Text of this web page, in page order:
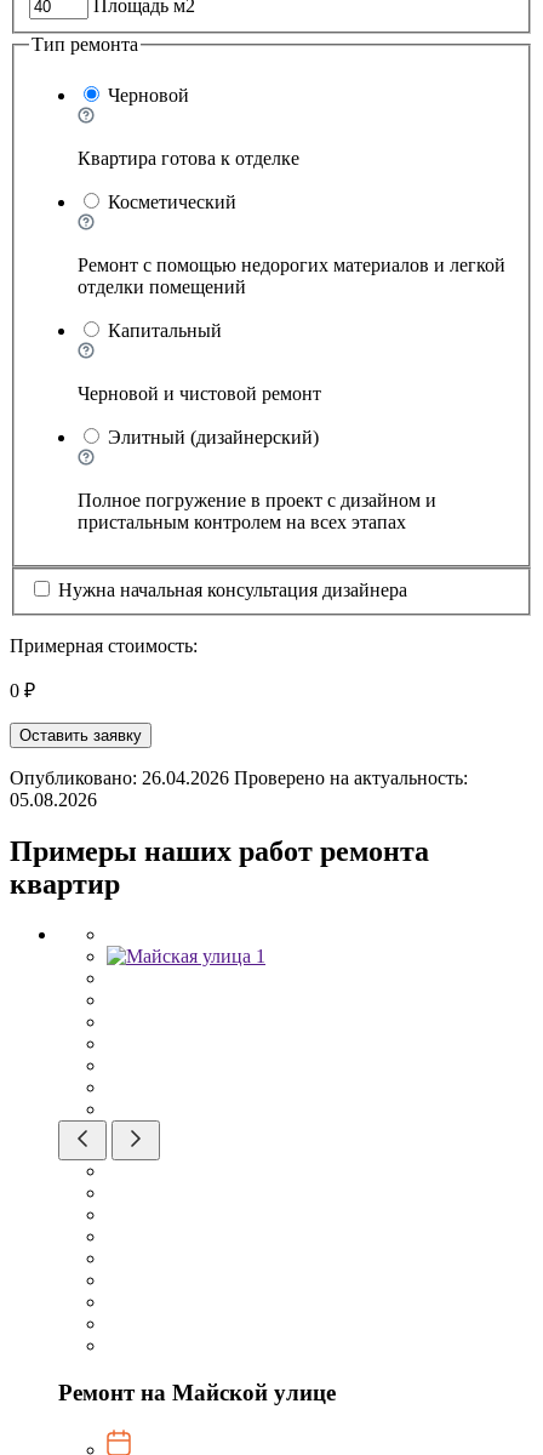
Площадь м2
Тип ремонта
Черновой
Квартира готова к отделке
Косметический
Ремонт с помощью недорогих материалов и легкой
отделки помещений
Капитальный
Черновой и чистовой ремонт
Элитный (дизайнерский)
Полное погружение в проект с дизайном и
пристальным контролем на всех этапах
Нужна начальная консультация дизайнера
Примерная стоимость:
0 ₽
Оставить заявку
Опубликовано: 26.04.2026 Проверено на актуальность:
05.08.2026
Примеры наших работ ремонта
квартир
Ремонт на Майской улице